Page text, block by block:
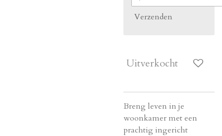
Verzenden
Uitverkocht
Breng leven in je
woonkamer met een
prachtig ingericht